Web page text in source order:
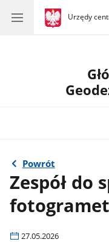
gov.pl
Urzędy
gov.pl
Urzędy
Powrót
Zespół do
27.05.2026